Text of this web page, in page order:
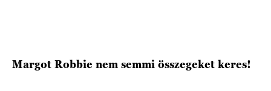
Margot Robbie nem semmi összegeket keres!